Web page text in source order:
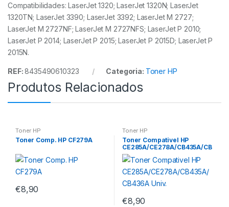
Compatibilidades: LaserJet 1320; LaserJet 1320N; LaserJet
1320TN; LaserJet 3390; LaserJet 3392; LaserJet M 2727;
LaserJet M 2727NF; LaserJet M 2727NFS; LaserJet P 2010;
LaserJet P 2014; LaserJet P 2015; LaserJet P 2015D; LaserJet P
2015N.
REF:8435490610323 Categoria: Toner HP
Produtos Relacionados
Toner HP
Toner Comp. HP CF279A
€8,90
Toner HP
Toner Compativel HP
CE285A/CE278A/CB435A/CB
436A Univ.
€8,90